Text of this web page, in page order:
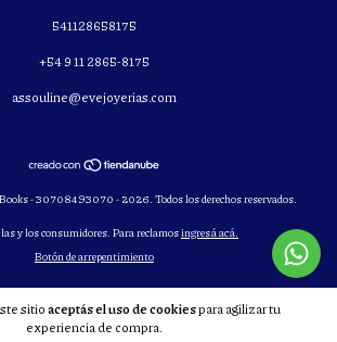
sitioaceptás el uso de cookiespara agilizar tu
experiencia de compra.
541128658175
+54 9 11 2865-8175
assouline@evejoyerias.com
- 30708493070 - 2026. Todos los derechos reservados.
las y los consumidores. Para reclamosingresá acá.
Botón de arrepentimiento